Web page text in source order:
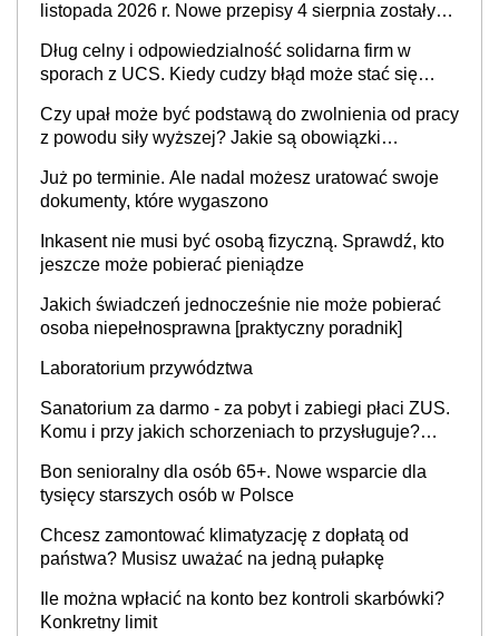
listopada 2026 r. Nowe przepisy 4 sierpnia zostały
Dług celny i odpowiedzialność solidarna firm w
sporach z UCS. Kiedy cudzy błąd może stać się
Czy upał może być podstawą do zwolnienia od pracy
z powodu siły wyższej? Jakie są obowiązki
Już po terminie. Ale nadal możesz uratować swoje
dokumenty, które wygaszono
Inkasent nie musi być osobą fizyczną. Sprawdź, kto
jeszcze może pobierać pieniądze
Jakich świadczeń jednocześnie nie może pobierać
osoba niepełnosprawna [praktyczny poradnik]
Laboratorium przywództwa
Sanatorium za darmo - za pobyt i zabiegi płaci ZUS.
Komu i przy jakich schorzeniach to przysługuje?
uzyskać skierowanie?
Bon senioralny dla osób 65+. Nowe wsparcie dla
tysięcy starszych osób w Polsce
Chcesz zamontować klimatyzację z dopłatą od
państwa? Musisz uważać na jedną pułapkę
Ile można wpłacić na konto bez kontroli skarbówki?
Konkretny limit